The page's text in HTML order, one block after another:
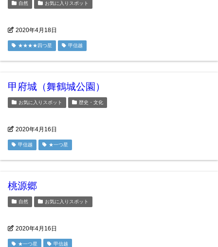
自然 お気に入りスポット
2020年4月18日
★★★★四つ星 甲信越
甲府城（舞鶴城公園）
お気に入りスポット 歴史・文化
2020年4月16日
甲信越 ★一つ星
桃源郷
自然 お気に入りスポット
2020年4月16日
★一つ星 甲信越